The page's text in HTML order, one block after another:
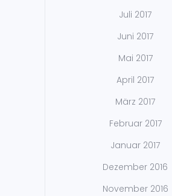
Juli 2017
Juni 2017
Mai 2017
April 2017
März 2017
Februar 2017
Januar 2017
Dezember 2016
November 2016